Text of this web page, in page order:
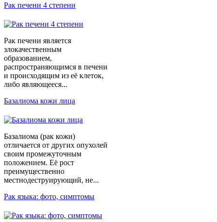
Рак печени 4 степени
Рак печени является
злокачественным
образованием,
распространяющимся в печени
и происходящим из её клеток,
либо являющееся...
Базалиома кожи лица
Базалиома (рак кожи)
отличается от других опухолей
своим промежуточным
положением. Её рост
преимущественно
местнодеструирующий, не...
Рак языка: фото, симптомы